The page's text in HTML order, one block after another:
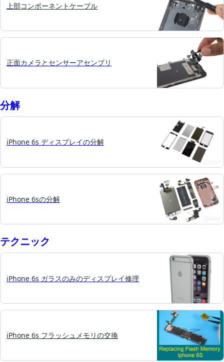
上部コンポーネントケーブル
正面カメラとセンサーアセンブリ
分解
iPhone 6s ディスプレイの分解
iPhone 6sの分解
テクニック
iPhone 6s ガラスのみのディスプレイ修理
iPhone 6s フラッシュメモリの交換